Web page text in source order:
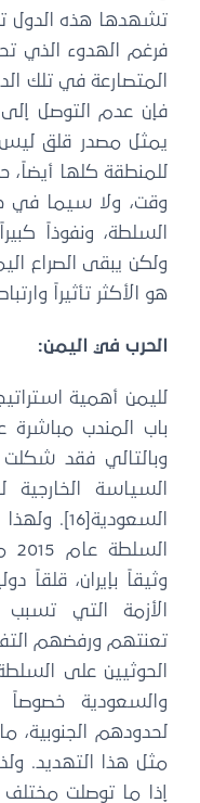
هذه الدول تشكل
الهدوء الذي تحقق
في تلك الدول،
عدم التوصل إلى
مصدر قلق ليس لدول
كلها أيضاً، حيث
ولا سيما في حالة
ونفوذاً كبيراً
يبقى الصراع
الأكثر تأثيراً وارتباطاً
في اليمن:
أهمية
المندب مباشرة عند
فقد شكلت
الخارجية لدول
السعودية[16].
السلطة
بإيران، قلقاً دولياً
التي تسبب
ورفضهم التفاوض
على السلطة
خصوصاً
الجنوبية، ما
هذا التهديد.
ما توصلت مختلف